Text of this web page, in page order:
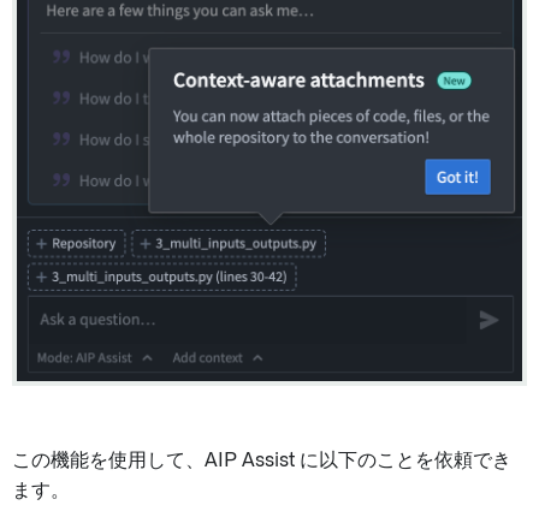
この機能を使用して、AIP Assist に以下のことを依頼でき
ます。